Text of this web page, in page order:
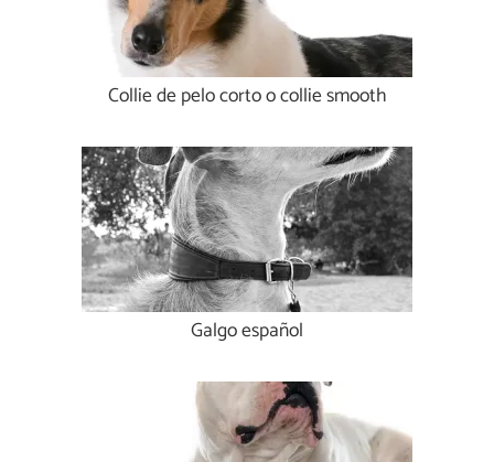
Collie de pelo corto o collie smooth
Galgo español